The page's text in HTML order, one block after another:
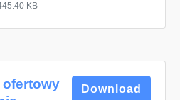
KB
ofertowy
Download